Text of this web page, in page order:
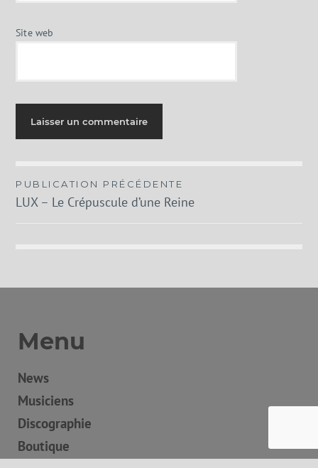
Site web
Navigation
de
PUBLICATION PRÉCÉDENTE
LUX – Le Crépuscule d’une Reine
Menu
News
Musiciens
Discographie
Boutique